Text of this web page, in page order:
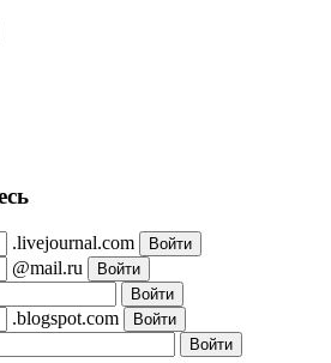
.livejournal.com
@mail.ru
.blogspot.com